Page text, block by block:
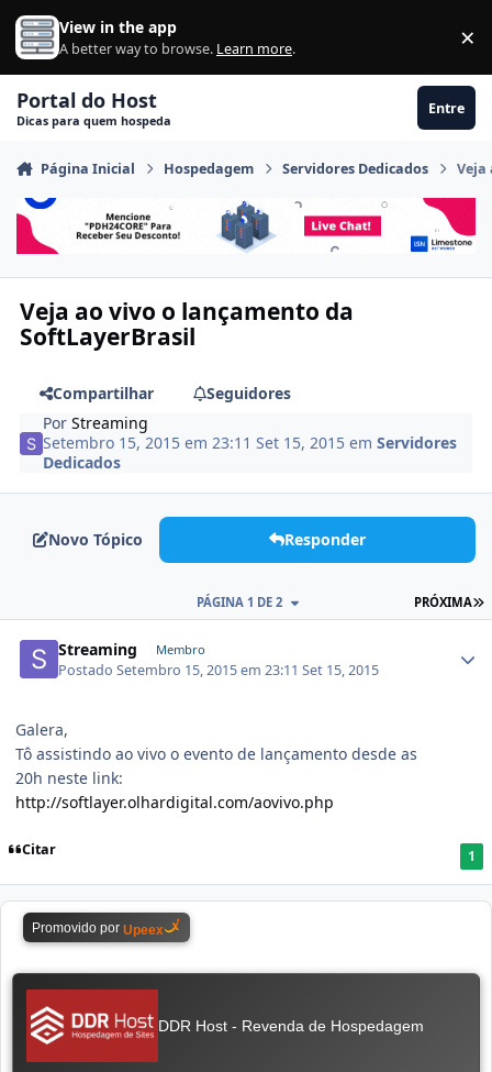
Ir para conteúdo
View in the app
A better way to browse. Learn more. ×
Portal do Host
Dicas para quem hospeda
Entre
Página Inicial Hospedagem Servidores Dedicados Veja
Veja ao vivo o lançamento da
SoftLayerBrasil
Compartilhar
Seguidores
PorStreaming
Setembro 15, 2015 em 23:11Set 15, 2015 emServidores
Dedicados
Novo Tópico Responder
PRÓXIMA
PÁGINA 1 DE 2
Streaming Membro
PostadoSetembro 15, 2015 em 23:11Set 15, 2015
Galera,
Tô assistindo ao vivo o evento de lançamento desde as
20h neste link:
http://softlayer.olhardigital.com/aovivo.php
Citar 1